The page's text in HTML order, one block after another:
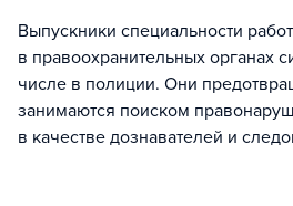
Выпускники специальности
в правоохранительных органах
числе в полиции. Они
занимаются поиском
в качестве дознавателей и